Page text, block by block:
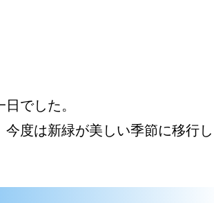
でした。
度は新緑が美しい季節に移行し